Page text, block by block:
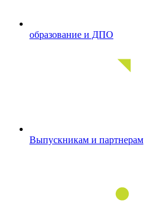
образование и ДПО
Выпускникам и партнерам